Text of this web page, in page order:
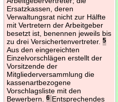
Ersatzkassen, deren
Verwaltungsrat nicht zur Hälfte
mit Vertretern der Arbeitgeber
besetzt ist, benennen jeweils bis
zu drei Versichertenvertreter. 5
Aus den eingereichten
Einzelvorschlägen erstellt der
Vorsitzende der
Mitgliederversammlung die
kassenartbezogene
Vorschlagsliste mit den
Bewerbern.
6 Entsprechendes